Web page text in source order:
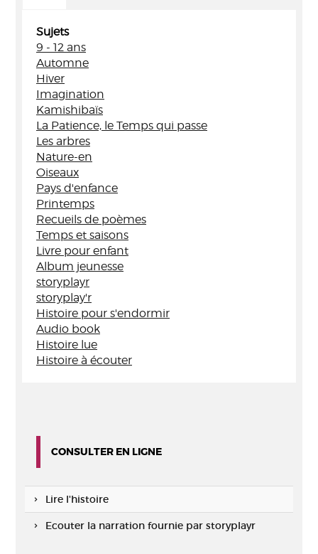
Sujets
9 - 12 ans
Automne
Hiver
Imagination
Kamishibaïs
La Patience, le Temps qui passe
Les arbres
Nature-en
Oiseaux
Pays d'enfance
Printemps
Recueils de poèmes
Temps et saisons
Livre pour enfant
Album jeunesse
storyplayr
storyplay'r
Histoire pour s'endormir
Audio book
Histoire lue
Histoire à écouter
CONSULTER EN LIGNE
Lire l'histoire
Ecouter la narration fournie par storyplayr